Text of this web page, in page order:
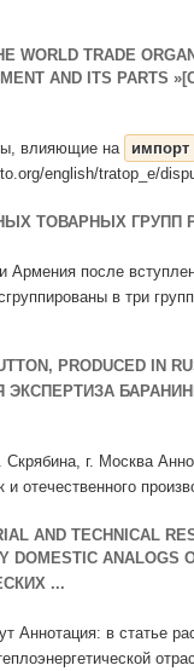
WORLD TRADE
AND ITS
влияющие на импорт
english/tratop_e/
ТОВАРНЫХ ГРУПП
Армения после
в три
PRODUCED IN
ЭКСПЕРТИЗА
г. Москва
и отечественного
AND TECHNICAL
DOMESTIC
...
Аннотация: в статье